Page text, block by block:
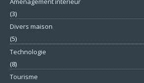
(3)
Divers maison
(5)
Technologie
(8)
Tourisme